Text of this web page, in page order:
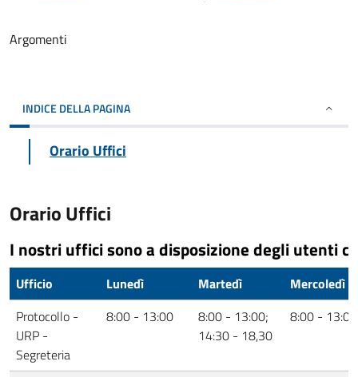
Argomenti
INDICE DELLA PAGINA
Orario Uffici
Orario Uffici
I nostri uffici sono a disposizione degli utenti
Ufficio Lunedì Martedì
Mercoledì
Protocollo -
URP -
Segreteria
8:00 - 13:00
8:00 - 13:00;
14:30 - 18,30
8:00 - 13:00